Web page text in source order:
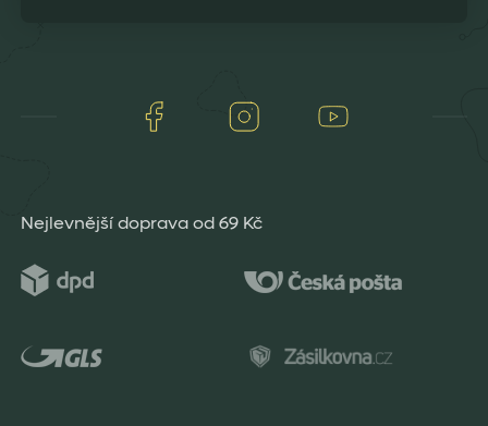
Facebook Instagram
Nejlevnější doprava od 69 Kč